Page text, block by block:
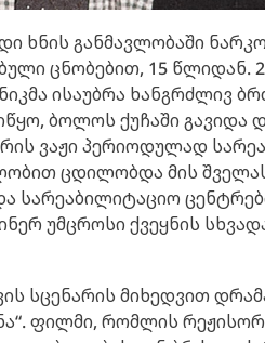
ხნის განმავლობაში
ცნობებით, 15 წლიდან.
ისაუბრა ხანგრძლივ
ბოლოს ქუჩაში გავიდა
ვაჟი პერიოდულად
ცდილობდა მის
სარეაბილიტაციო
უმცროსი ქვეყნის
სცენარის მიხედვით
ფილმი, რომლის